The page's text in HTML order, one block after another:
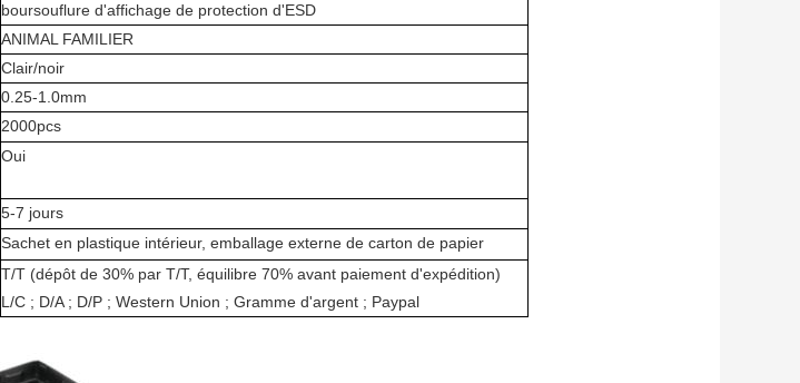
boursouflure d'affichage de protection d'ESD
ANIMAL FAMILIER
Clair/noir
0.25-1.0mm
2000pcs
Oui
5-7 jours
Sachet en plastique intérieur, emballage externe de carton de papier
T/T (dépôt de 30% par T/T, équilibre 70% avant paiement d'expédition)
L/C ; D/A ; D/P ; Western Union ; Gramme d'argent ; Paypal